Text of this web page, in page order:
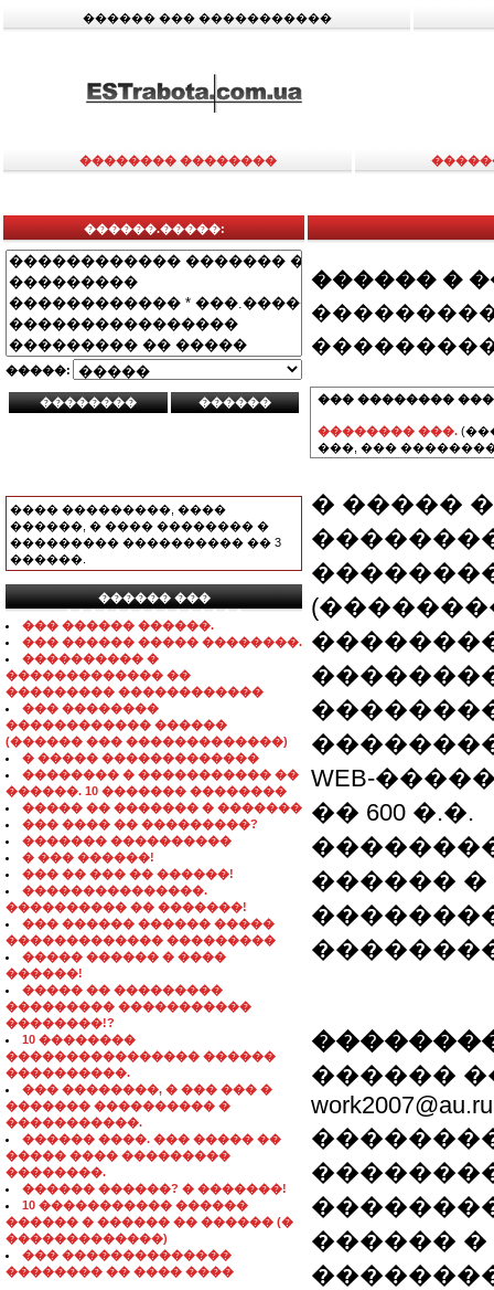
������ ��� �����������
�������� ��������
������.�����:
�����:
���� ���������, ����
������, � ���� �������� �
��������� ���������� �� 3
������.
������ ���
���������������
��� ������ ������.
��� ������ ����� ��������.
���������� �
������������� ��
��������� ������������
��� ��������
������������ ������
(������ ��� �������������)
� ����� �������������
�������� � ����������� ��
������. 10 ������� ��������
����� �� ������� � �������
��� ���� �� ���������?
������� ����������
� ��� ������!
��� �� ��� �� ������!
���������������.
���������� �� �������!
��� ������ ������ �����
������������� ���������
����� ������ � ����
������!
����� �� ���������
��������� �����������
��������!?
10 ��������
���������������� ������
����������.
��� ��������, � ��� ��� �
������� ���������� �
�����������.
������ ����. ��� ����� ��
����� ���� ���������
��������.
������ ������? � �������!
10 ����������� ������
������ � ������ �� ������ (�
�������������)
��� ��������������
�������� �� ���� ����
������ �
��� ��������
�������� ���.
���, ���
� �����
WEB-
�� 600 �.�.
������
������
work2007@au.ru
������